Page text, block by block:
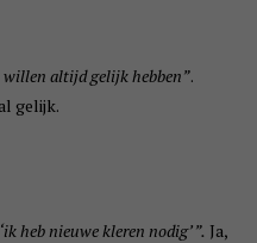
willen altijd gelijk hebben”.
gelijk.
heb nieuwe kleren nodig’ ”. Ja,